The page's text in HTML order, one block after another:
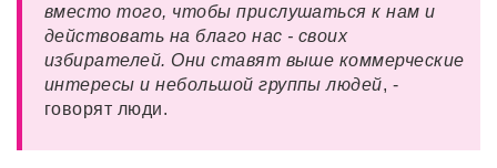
вместо того, чтобы прислушаться к нам и
действовать на благо нас - своих
избирателей. Они ставят выше коммерческие
интересы и небольшой группы людей, -
говорят люди.